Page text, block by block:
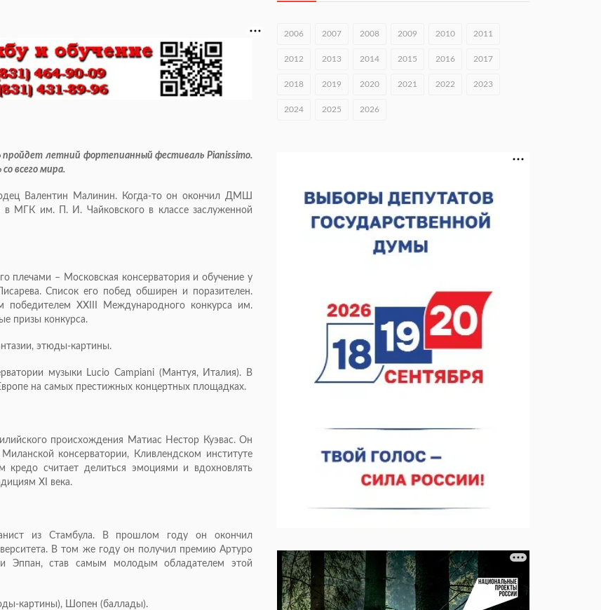
пройдет летний фортепианный фестиваль Pianissimo.
всего мира.
Валентин Малинин. Когда-то он окончил ДМШ
МГК им. П. И. Чайковского в классе заслуженной
плечами – Московская консерватория и обучение у
Список его побед обширен и поразителен.
XXIII Международного конкурса им.
призы конкурса.
этюды-картины.
музыки Lucio Campiani (Мантуя, Италия). В
на самых престижных концертных площадках.
происхождения Матиас Нестор Куэвас. Он
консерватории, Кливлендском институте
считает делиться эмоциями и вдохновлять
XI века.
из Стамбула. В прошлом году он окончил
В том же году он получил премию Артуро
Эппан, став самым молодым обладателем этой
картины), Шопен (баллады).
правительстве региона
16 нижегородцев победили в конкурсе «Большая
05.08.2026 15:23
В Нижнем Новгороде подвели итоги отбора на
фестиваль «Музыка балконов»
05.08.2026 14:04
05.08.2026 12:31
В «Заповедных кварталах» отметят 120-летие
усадьбы Гусевых
05.08.2026 11:28
2006 2007 2008 2009 2010 2011
2012 2013 2014 2015 2016 2017
2018 2019 2020 2021 2022 2023
2024 2025 2026